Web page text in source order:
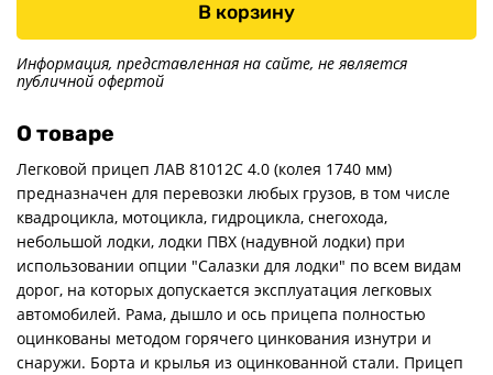
В корзину
Информация, представленная на сайте, не является
публичной офертой
О товаре
Легковой прицеп ЛАВ 81012С 4.0 (колея 1740 мм)
предназначен для перевозки любых грузов, в том числе
квадроцикла, мотоцикла, гидроцикла, снегохода,
небольшой лодки, лодки ПВХ (надувной лодки) при
использовании опции "Салазки для лодки" по всем видам
дорог, на которых допускается эксплуатация легковых
автомобилей. Рама, дышло и ось прицепа полностью
оцинкованы методом горячего цинкования изнутри и
снаружи. Борта и крылья из оцинкованной стали. Прицеп